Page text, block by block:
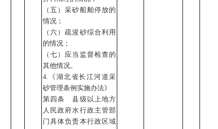
（五）采砂船舶停放的
情况；
（六）疏浚砂综合利用
的情况；
（七）应当监督检查的
其他情况。
4. 《湖北省长江河道采
砂管理条例实施办法》
第四条 县级以上地方
人民政府水行政主管部
门具体负责本行政区域